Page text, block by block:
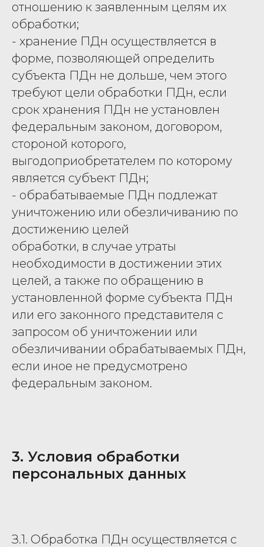
отношению к заявленным целям их
обработки;
- хранение ПДн осуществляется в
форме, позволяющей определить
субъекта ПДн не дольше, чем этого
требуют цели обработки ПДн, если
срок хранения ПДн не установлен
федеральным законом, договором,
стороной которого,
выгодоприобретателем по которому
является субъект ПДн;
- обрабатываемые ПДн подлежат
уничтожению или обезличиванию по
достижению целей
обработки, в случае утраты
необходимости в достижении этих
целей, а также по обращению в
установленной форме субъекта ПДн
или его законного представителя с
запросом об уничтожении или
обезличивании обрабатываемых ПДн,
если иное не предусмотрено
федеральным законом.
3. Условия обработки
персональных данных
З.1. Обработка ПДн осуществляется с